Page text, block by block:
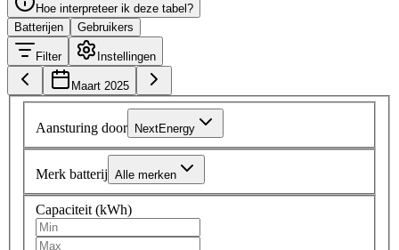
Hoe interpreteer ik deze tabel?
Batterijen
Gebruikers
Filter Instellingen
Maart 2025
Aansturing door NextEnergy
Merk batterij Alle merken
Capaciteit (kWh)